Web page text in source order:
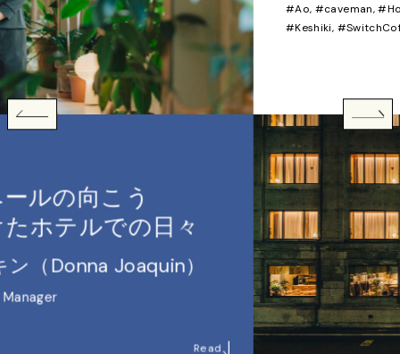
#Ao, #caveman, #HotelK5, #HumanNature, #Joy, #K5,
#Keshiki, #SwitchCoffee